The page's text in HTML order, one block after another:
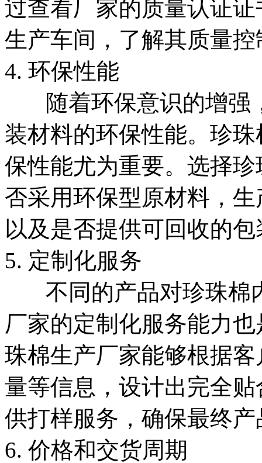
过查看厂家的质量认证
生产车间，了解其质量
4. 环保性能
随着环保意识的增强
装材料的环保性能。珍
保性能尤为重要。选择
否采用环保型原材料，
以及是否提供可回收的
5. 定制化服务
不同的产品对珍珠棉
厂家的定制化服务能力
珠棉生产厂家能够根据
量等信息，设计出完全
供打样服务，确保最终
6. 价格和交货周期